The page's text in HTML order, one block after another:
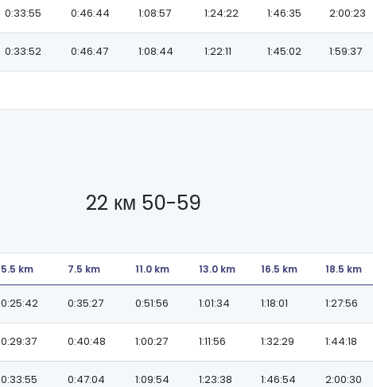
0:33:55 0:46:44 1:08:57 1:24:22 1:46:35 2:00:23
0:33:52 0:46:47 1:08:44 1:22:11 1:45:02 1:59:37
22 км 50-59
5.5 km 7.5 km 11.0 km 13.0 km 16.5 km 18.5 km
0:25:42 0:35:27 0:51:56 1:01:34 1:18:01 1:27:56
0:29:37 0:40:48 1:00:27 1:11:56 1:32:29 1:44:18
0:33:55 0:47:04 1:09:54 1:23:38 1:46:54 2:00:30